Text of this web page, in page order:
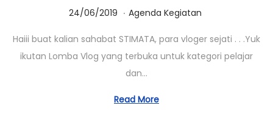
Posted on
24/06/2019
/
1
/
. Posted in
Agenda Kegiatan
Haiii buat kalian sahabat STIMATA, para vloger sejati . . .Yuk
ikutan Lomba Vlog yang terbuka untuk kategori pelajar
dan…
Read More